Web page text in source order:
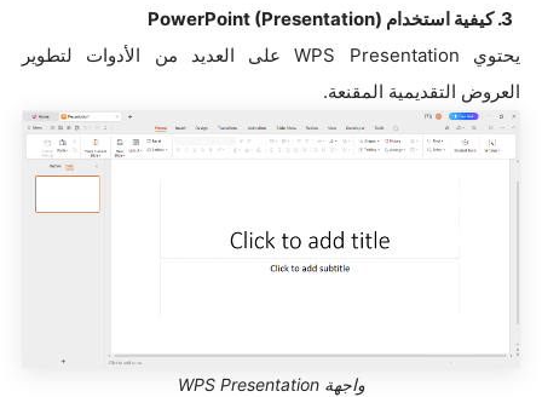
يحتوي WPS Presentation على العديد من الأدوات لتطوير
العروض التقديمية المقنعة.
واجهة WPS Presentation